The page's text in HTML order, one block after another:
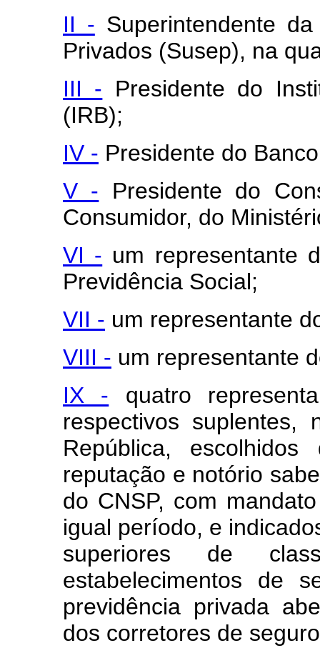
II - Superintendente
Privados (Susep), na
III - Presidente do
(IRB);
IV - Presidente do
V - Presidente do
Consumidor, do
VI - um representante
Previdência Social;
VII - um representante
VIII - um representante
IX - quatro
respectivos suplentes,
República,
reputação e notório
do CNSP, com
igual período, e
superiores de
estabelecimentos de
previdência privada
dos corretores de